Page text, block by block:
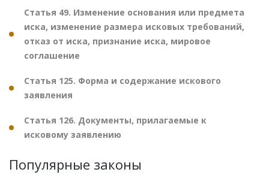
Статья 49. Изменение основания или предмета
иска, изменение размера исковых требований,
отказ от иска, признание иска, мировое
соглашение
Статья 125. Форма и содержание искового
заявления
Статья 126. Документы, прилагаемые к
исковому заявлению
Популярные законы